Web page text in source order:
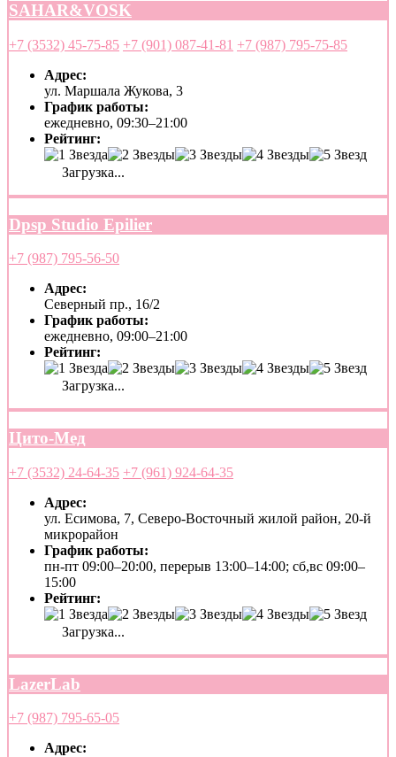
SAHAR&VOSK
+7 (3532) 45-75-85 +7 (901) 087-41-81 +7 (987) 795-75-85
Адрес:
ул. Маршала Жукова, 3
График работы:
ежедневно, 09:30–21:00
Рейтинг:
Загрузка...
Dpsp Studio Epilier
+7 (987) 795-56-50
Адрес:
Северный пр., 16/2
График работы:
ежедневно, 09:00–21:00
Рейтинг:
Загрузка...
Цито-Мед
+7 (3532) 24-64-35 +7 (961) 924-64-35
Адрес:
ул. Есимова, 7, Северо-Восточный жилой район, 20-й
микрорайон
График работы:
пн-пт 09:00–20:00, перерыв 13:00–14:00; сб,вс 09:00–
15:00
Рейтинг:
Загрузка...
LazerLab
+7 (987) 795-65-05
Адрес: